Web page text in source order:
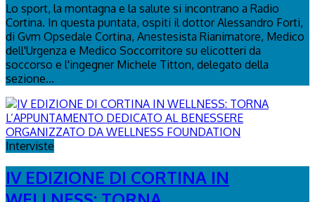
Lo sport, la montagna e la salute si incontrano a Radio
Cortina. In questa puntata, ospiti il dottor Alessandro Forti,
di Gvm Opsedale Cortina, Anestesista Rianimatore, Medico
dell'Urgenza e Medico Soccorritore su elicotteri da
soccorso e l'ingegner Michele Titton, delegato della
sezione...
Interviste
IV EDIZIONE DI CORTINA IN